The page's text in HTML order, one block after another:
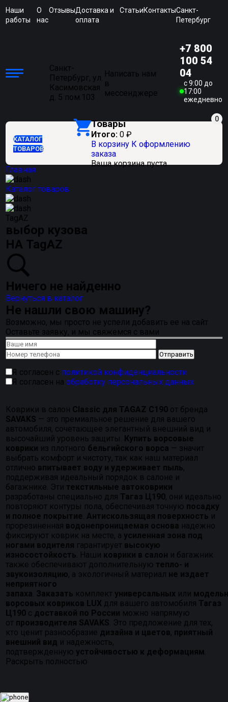
Наши
работы
О
нас
ОтзывыДоставка и
оплата
СтатьиКонтактыСанкт-
Петербург
Санкт-
Петербург, ул.
Касимовская
д. 5 пом.103
Написать нам
в
мессенджере
+7 800
100 54
04
c 9:00 до
17:00
ежедневно
КАТАЛОГ
ТОВАРОВ
0
Товары
Итого: 0 ₽
В корзину К оформлению
заказа
Ваша корзина пуста
Главная
Каталог товаров
TagAZ
выбор кузова
НА TagAZ
Ничего не найденно
Вернуться в каталог
Не нашли свою машину?
Возможно, мы просто не успели добавить ее на сайт
Оставьте заявку, и мы свяжемся с вами
Я согласен с политикой конфиденциальности
Я согласен наобработку персональных данных
Коврики в салон Classic для TAGAZ C190 от бренда
SAVAKS — это премиальное решение для вашего
автомобиля, сочетающее элегантный внешний вид и
высочайший уровень защиты. Купить ворсовые
коврики из плотного бельгийского ворса — значит
выбрать комфорт и чистоту, так как наш материал
отлично впитывает воду и удерживает пыль,
поддерживая идеальный порядок в салоне и
багажнике. Эти текстильные автоковрики
разработаны специально для Тагаз Ц190, они идеально
повторяют контуры пола, обеспечивая точную посадку
и полное покрытие.Антискользящая поверхность и
прорезиненная водонепроницаемая основа надежно
фиксируют коврик на месте, а усиленная зона под
ногами водителя гарантирует высокую
износостойкость. Наши коврики в салон и багажник
также обеспечивают дополнительную тепло- и
звукоизоляцию, а экологичный материал не издает
неприятного
запаха. Заказать комплект универсальных или
ворсовых ковриков LUX для вашего автомобиля Тагаз
Ц190 с доставкой по России можно напрямую
от производителя SAVAKS. Это предложение для тех,
кто ценит разнообразие дизайна и цветов, приятный
внешний вид и надежность,
подтвержденную устойчивостью к деформациям.
Раскрыть полностью